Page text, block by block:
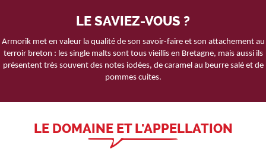
LE SAVIEZ-VOUS ?
Armorik met en valeur la qualité de son savoir-faire et son attachement au
terroir breton : les single malts sont tous vieillis en Bretagne, mais aussi ils
présentent très souvent des notes iodées, de caramel au beurre salé et de
pommes cuites.
LE DOMAINE ET L'APPELLATION